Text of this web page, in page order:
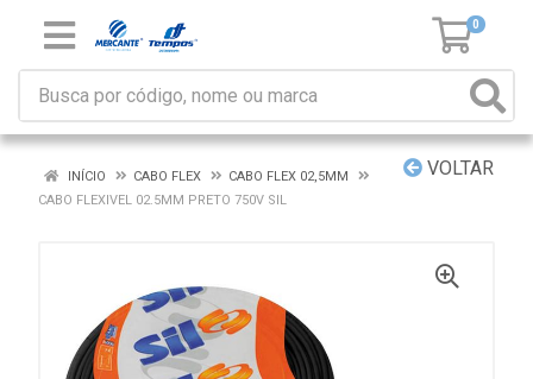
0
VOLTAR
INÍCIO CABO FLEX
CABO FLEX 02,5MM
CABO FLEXIVEL 02.5MM PRETO 750V SIL